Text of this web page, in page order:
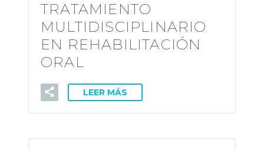
TRATAMIENTO
MULTIDISCIPLINARIO
EN REHABILITACIÓN
ORAL
LEER MÁS